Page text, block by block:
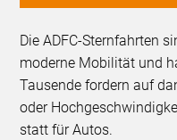
Die ADFC-Sternfahrten
moderne Mobilität und
Tausende fordern auf
oder
statt für Autos.